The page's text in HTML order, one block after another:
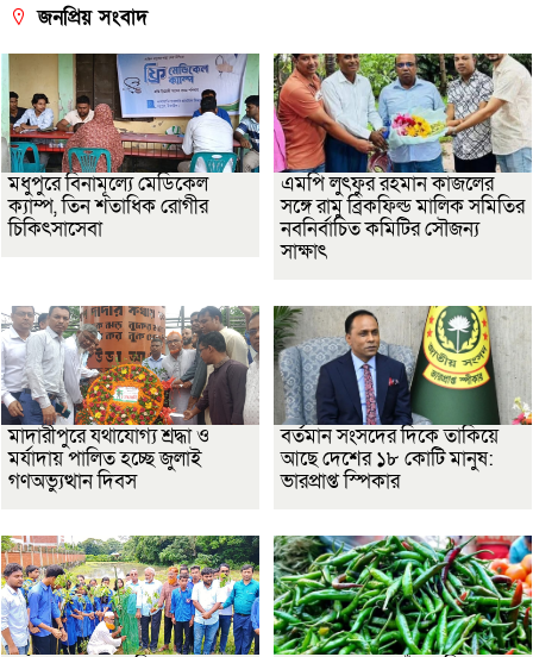
জনপ্রিয় সংবাদ
মধুপুরে বিনামূল্যে মেডিকেল
ক্যাম্প, তিন শতাধিক রোগীর
চিকিৎসাসেবা
এমপি লুৎফুর রহমান কাজলের
সঙ্গে রামু ব্রিকফিল্ড মালিক সমিতির
নবনির্বাচিত কমিটির সৌজন্য
সাক্ষাৎ
মাদারীপুরে যথাযোগ্য শ্রদ্ধা ও
মর্যাদায় পালিত হচ্ছে জুলাই
গণঅভ্যুত্থান দিবস
বর্তমান সংসদের দিকে তাকিয়ে
আছে দেশের ১৮ কোটি মানুষ:
ভারপ্রাপ্ত স্পিকার